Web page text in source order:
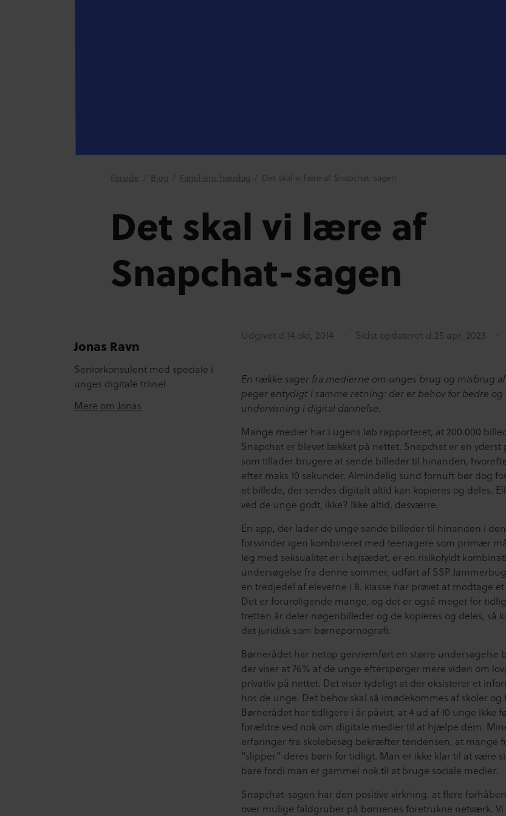
Forside / Blog / Familiens hverdag / Det skal vi lære af Snapchat-sagen
Det skal vi lære af
Snapchat-sagen
Jonas Ravn
Seniorkonsulent med speciale i
unges digitale trivsel
Mere om Jonas
Udgivet d. 14 okt, 2014 Sidst opdateret d. 25 apr, 2023
En række sager fra medierne om unges brug og misbrug
peger entydigt i samme retning: der er behov for bedre
undervisning i digital dannelse.
Mange medier har i ugens løb rapporteret, at 200.000
Snapchat er blevet lækket på nettet. Snapchat er en
som tillader brugere at sende billeder til hinanden,
efter maks 10 sekunder. Almindelig sund fornuft bør dog
et billede, der sendes digitalt altid kan kopieres og deles.
ved de unge godt, ikke? Ikke altid, desværre.
En app, der lader de unge sende billeder til hinanden i
forsvinder igen kombineret med teenagere som primær
leg med seksualitet er i højsædet, er en risikofyldt
undersøgelse fra denne sommer, udført af SSP
en tredjedel af eleverne i 8. klasse har prøvet at modtage
Det er foruroligende mange, og det er også meget for
tretten år deler nøgenbilleder og de kopieres og deles, så
det juridisk som børnepornografi.
Børnerådet har netop gennemført en større undersøgelse
der viser at 76% af de unge efterspørger mere viden om
privatliv på nettet. Det viser tydeligt at der eksisterer et
hos de unge. Det behov skal så imødekommes af skoler
Børnerådet har tidligere i år påvist, at 4 ud af 10 unge ikke
forældre ved nok om digitale medier til at hjælpe dem.
erfaringer fra skolebesøg bekræfter tendensen, at mange
“slipper” deres børn for tidligt. Man er ikke klar til at være
bare fordi man er gammel nok til at bruge sociale medier.
Snapchat-sagen har den positive virkning, at flere
over mulige faldgruber på børnenes foretrukne netværk. Vi